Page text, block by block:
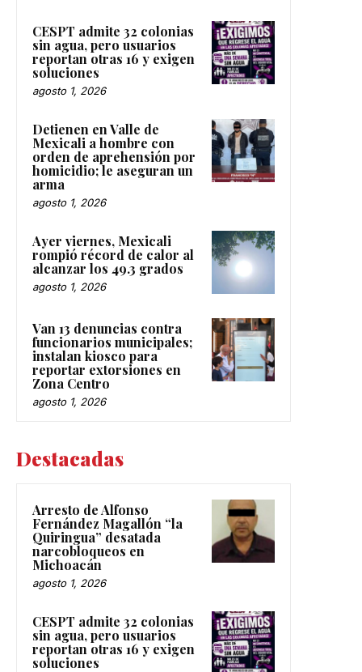
CESPT admite 32 colonias
sin agua, pero usuarios
reportan otras 16 y exigen
soluciones
agosto 1, 2026
Detienen en Valle de
Mexicali a hombre con
orden de aprehensión por
homicidio; le aseguran un
arma
agosto 1, 2026
Ayer viernes, Mexicali
rompió récord de calor al
alcanzar los 49.3 grados
agosto 1, 2026
Van 13 denuncias contra
funcionarios municipales;
instalan kiosco para
reportar extorsiones en
Zona Centro
agosto 1, 2026
Destacadas
Arresto de Alfonso
Fernández Magallón “la
Quiringua” desatada
narcobloqueos en
Michoacán
agosto 1, 2026
CESPT admite 32 colonias
sin agua, pero usuarios
reportan otras 16 y exigen
soluciones